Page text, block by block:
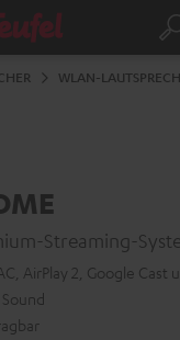
WLAN-
Streaming-
AirPlay 2, Google Cast